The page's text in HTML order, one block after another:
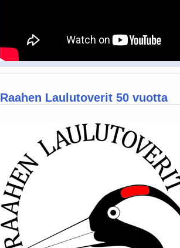
Raahen Laulutoverit 50 vuotta